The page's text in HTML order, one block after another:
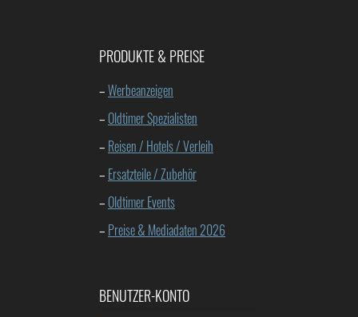
PRODUKTE & PREISE
–Werbeanzeigen
– Oldtimer Spezialisten
– Reisen / Hotels / Verleih
– Ersatzteile / Zubehör
– Oldtimer Events
– Preise & Mediadaten 2026
BENUTZER-KONTO